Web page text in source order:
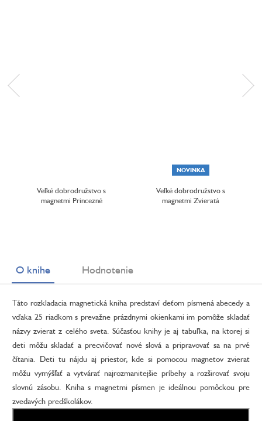
Veľké dobrodružstvo s
magnetmi Princezné
NOVINKA
Veľké dobrodružstvo s
magnetmi Zvieratá
O knihe Hodnotenie
Táto rozkladacia magnetická kniha predstaví deťom písmená abecedy a
vďaka 25 riadkom s prevažne prázdnymi okienkami im pomôže skladať
názvy zvierat z celého sveta. Súčasťou knihy je aj tabuľka, na ktorej si
deti môžu skladať a precvičovať nové slová a pripravovať sa na prvé
čítania. Deti tu nájdu aj priestor, kde si pomocou magnetov zvierat
môžu vymýšľať a vytvárať najrozmanitejšie príbehy a rozširovať svoju
slovnú zásobu. Kniha s magnetmi písmen je ideálnou pomôckou pre
zvedavých predškolákov.